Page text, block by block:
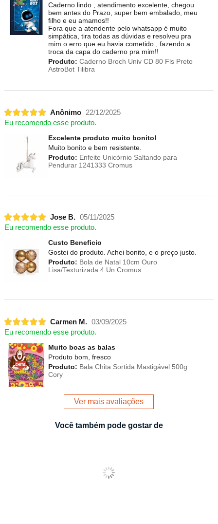
Caderno lindo , atendimento excelente, chegou
bem antes do Prazo, super bem embalado, meu
filho e eu amamos!!
Fora que a atendente pelo whatsapp é muito
simpática, tira todas as dúvidas e resolveu pra
mim o erro que eu havia cometido , fazendo a
troca da capa do caderno pra mim!!
Produto: Caderno Broch Univ CD 80 Fls Preto
AstroBot Tilibra
Anônimo
22/12/2025
Eu recomendo esse produto.
Excelente produto muito bonito!
Muito bonito e bem resistente.
Produto: Enfeite Unicórnio Saltando para
Pendurar 1241333 Cromus
Jose B. 05/11/2025
Eu recomendo esse produto.
Custo Beneficio
Gostei do produto. Achei bonito, e o preço justo.
Produto: Bola de Natal 10cm Ouro
Lisa/Texturizada 4 Un Cromus
Carmen M. 03/09/2025
Eu recomendo esse produto.
Muito boas as balas
Produto bom, fresco
Produto: Bala Chita Sortida Mastigável 500g
Cory
Ver mais avaliações
Você também pode gostar de